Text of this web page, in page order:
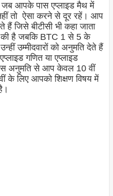
जब आपके पास एप्लाइड मैथ में
तो ऐसा करने से दूर रहें। आप
हैं जिसे बीटीसी भी कहा जाता
है जबकि BTC 1 से 5 के
उम्मीदवारों को अनुमति देते हैं
गणित या एप्लाइड
अनुमति से आप केवल 10 वीं
लिए आपको शिक्षण विषय में